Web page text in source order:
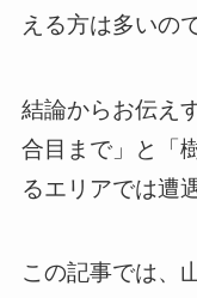
える方は多いの
結論からお伝え
合目まで」と「
るエリアでは遭
この記事では、